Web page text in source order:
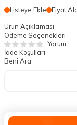
Listeye Ekle Fiyat
Ürün Açıklaması
Ödeme Seçenekleri
Yorum
İade Koşulları
Beni Ara